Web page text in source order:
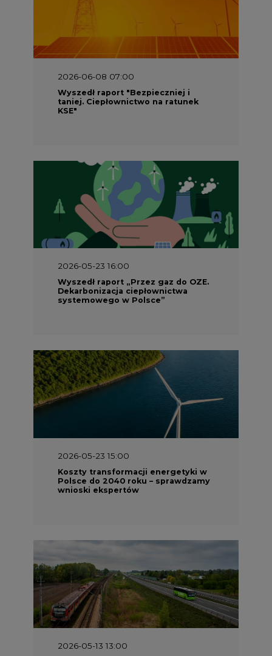
2026-06-08 07:00
taniej. Ciepłownictwo na ratunek
2026-05-23 16:00
Wyszedł raport „Przez gaz do OZE.
Dekarbonizacja ciepłownictwa
Koszty transformacji energetyki w
Polsce do 2040 roku – sprawdzamy
2026-05-13 13:00
FLIX opublikował raport
zrównoważonego rozwoju 2025